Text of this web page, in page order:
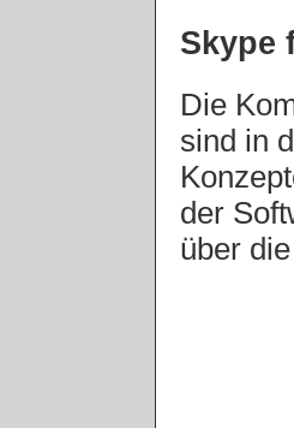
Skype
Die
sind in
der
über